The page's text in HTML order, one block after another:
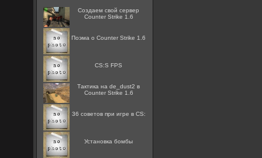
Создаем свой сервер
Counter Strike 1.6
Поэма о Counter Strike 1.6
CS:S FPS
Тактика на de_dust2 в
Counter Strike 1.6
36 советов при игре в CS:
Установка бомбы